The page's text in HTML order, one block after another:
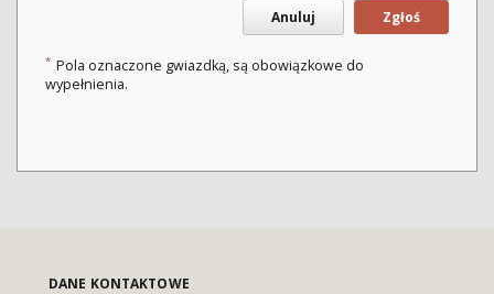
Anuluj Zgłoś
* Pola oznaczone gwiazdką, są obowiązkowe do
wypełnienia.
DANE KONTAKTOWE